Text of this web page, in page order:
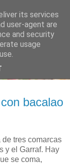
bacalao
tres comarcas
y el Garraf. Hay
se coma,
its services
user-agent are
and security
usage